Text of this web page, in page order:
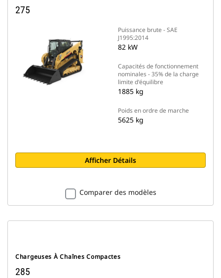
275
Puissance brute - SAE
J1995:2014
82 kW
Capacités de fonctionnement
nominales - 35% de la charge
limite d'équilibre
1885 kg
Poids en ordre de marche
5625 kg
Afficher Détails
Comparer des modèles
Chargeuses À Chaînes Compactes
285